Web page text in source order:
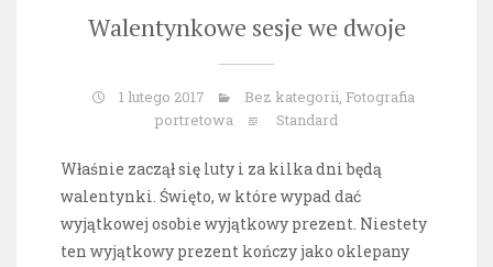
Walentynkowe sesje we dwoje
1 lutego 2017 Bez kategorii, Fotografia
portretowa
Standard
Właśnie zaczął się luty i za kilka dni będą
walentynki. Święto, w które wypad dać
wyjątkowej osobie wyjątkowy prezent. Niestety
ten wyjątkowy prezent kończy jako oklepany